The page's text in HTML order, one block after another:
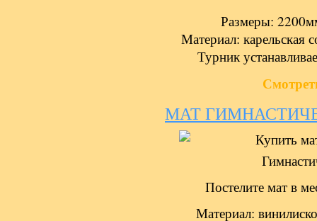
Размеры:
Материал: карельская
Турник
МАТ
Постелите мат в
Материал: